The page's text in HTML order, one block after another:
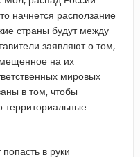
начнется расползание
страны будут между
заявляют о том,
на их
мировых
в том, чтобы
территориальные
в руки